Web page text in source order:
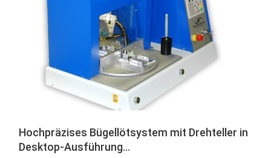
Hochpräzises Bügellötsystem mit Drehteller in
Desktop-Ausführung...